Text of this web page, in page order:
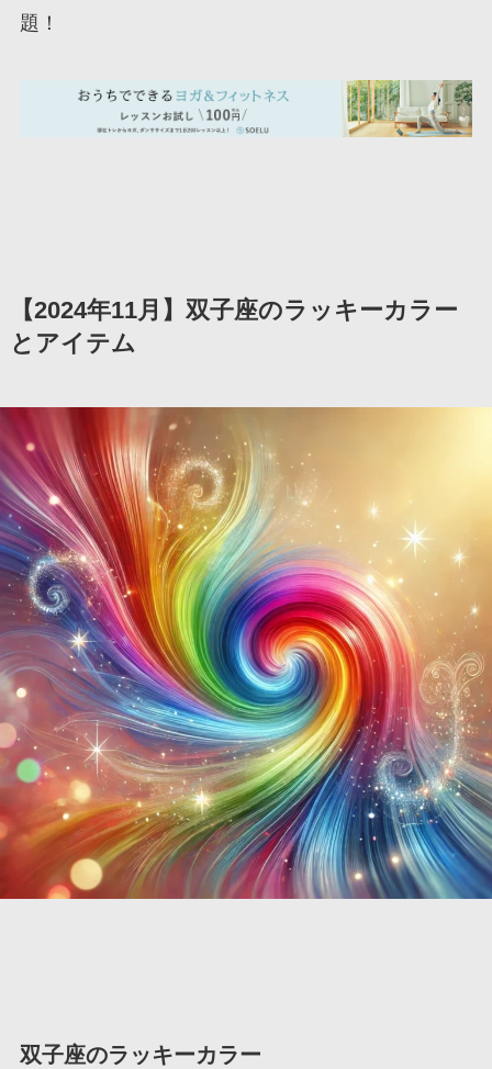
題！
【2024年11月】双子座のラッキーカラー
とアイテム
双子座のラッキーカラー